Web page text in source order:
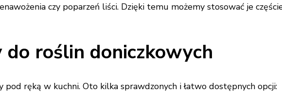
czy poparzeń liści. Dzięki temu możemy stosować je
roślin doniczkowych
ręką w kuchni. Oto kilka sprawdzonych i łatwo dostępnych opcji: